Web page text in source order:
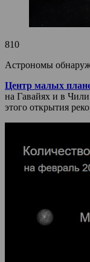
810
Астрономы
Центр малых
на Гавайях и в
этого открытия